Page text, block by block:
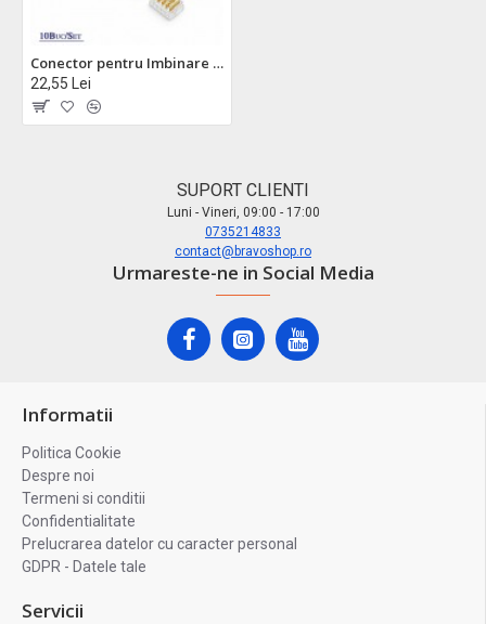
Conector pentru Imbinare Fire 20-22AWG 5 Pini Wire to Wire Set 10 Buc DALBI YH22-5P
22,55 Lei
SUPORT CLIENTI
Luni - Vineri, 09:00 - 17:00
0735214833
contact@bravoshop.ro
Urmareste-ne in Social Media
Informatii
Politica Cookie
Despre noi
Termeni si conditii
Confidentialitate
Prelucrarea datelor cu caracter personal
GDPR - Datele tale
Servicii